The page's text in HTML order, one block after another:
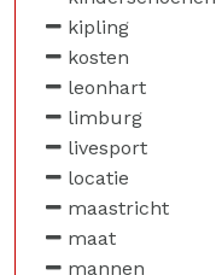
kipling
kosten
leonhart
limburg
livesport
locatie
maastricht
maat
mannen